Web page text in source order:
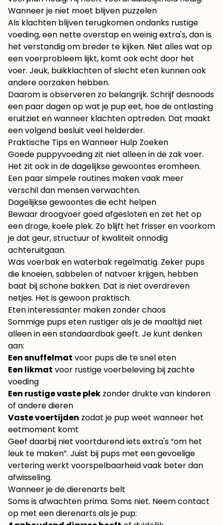
Wanneer je niet moet blijven puzzelen
Als klachten blijven terugkomen ondanks rustige
voeding, een nette overstap en weinig extra's, dan is
het verstandig om breder te kijken. Niet alles wat op
een voerprobleem lijkt, komt ook echt door het
voer. Jeuk, buikklachten of slecht eten kunnen ook
andere oorzaken hebben.
Daarom is observeren zo belangrijk. Schrijf desnoods
een paar dagen op wat je pup eet, hoe de ontlasting
eruitziet en wanneer klachten optreden. Dat maakt
een volgend besluit veel helderder.
Praktische Tips en Wanneer Hulp Zoeken
Goede puppyvoeding zit niet alleen in de zak voer.
Het zit ook in de dagelijkse gewoontes eromheen.
Een paar simpele routines maken vaak meer
verschil dan mensen verwachten.
Dagelijkse gewoontes die echt helpen
Bewaar droogvoer goed afgesloten en zet het op
een droge, koele plek. Zo blijft het frisser en voorkom
je dat geur, structuur of kwaliteit onnodig
achteruitgaan.
Was voerbak en waterbak regelmatig. Zeker pups
die knoeien, sabbelen of natvoer krijgen, hebben
baat bij schone bakken. Dat is niet overdreven
netjes. Het is gewoon praktisch.
Eten interessanter maken zonder chaos
Sommige pups eten rustiger als je de maaltijd niet
alleen in een standaardbak geeft. Je kunt denken
aan:
Een snuffelmat voor pups die te snel eten
Een likmat voor rustige voerbeleving bij zachte
voeding
Een rustige vaste plek zonder drukte van kinderen
of andere dieren
Vaste voertijden zodat je pup weet wanneer het
eetmoment komt
Geef daarbij niet voortdurend iets extra's “om het
leuk te maken”. Juist bij pups met een gevoelige
vertering werkt voorspelbaarheid vaak beter dan
afwisseling.
Wanneer je de dierenarts belt
Soms is afwachten prima. Soms niet. Neem contact
op met een dierenarts als je pup: